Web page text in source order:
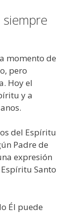
siempre
momento de
pero
Hoy el
y a
del Espíritu
Padre de
expresión
Santo
Él puede